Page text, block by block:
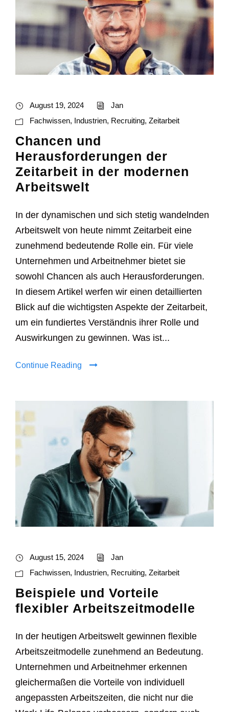
August 19, 2024
Jan
Fachwissen, Industrien, Recruiting, Zeitarbeit
Chancen und
Herausforderungen der
Zeitarbeit in der modernen
Arbeitswelt
In der dynamischen und sich stetig wandelnden
Arbeitswelt von heute nimmt Zeitarbeit eine
zunehmend bedeutende Rolle ein. Für viele
Unternehmen und Arbeitnehmer bietet sie
sowohl Chancen als auch Herausforderungen.
In diesem Artikel werfen wir einen detaillierten
Blick auf die wichtigsten Aspekte der Zeitarbeit,
um ein fundiertes Verständnis ihrer Rolle und
Auswirkungen zu gewinnen. Was ist...
Continue Reading
August 15, 2024
Jan
Fachwissen, Industrien, Recruiting, Zeitarbeit
Beispiele und Vorteile
flexibler Arbeitszeitmodelle
In der heutigen Arbeitswelt gewinnen flexible
Arbeitszeitmodelle zunehmend an Bedeutung.
Unternehmen und Arbeitnehmer erkennen
gleichermaßen die Vorteile von individuell
angepassten Arbeitszeiten, die nicht nur die